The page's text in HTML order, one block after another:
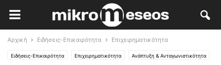
Αρχική Ειδήσεις-Επικαιρότητα Επιχειρηματικότητα
Ειδήσεις-Επικαιρότητα Επιχειρηματικότητα Ανάπτυξη & Ανταγωνιστικότητα